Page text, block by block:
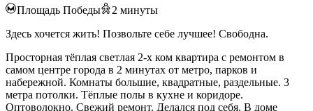
Площадь Победы 2 минуты
Здесь хочется жить! Позвольте себе лучшее! Свободна.
Просторная тёплая светлая 2-х ком квартира с ремонтом в
самом центре города в 2 минутах от метро, парков и
набережной. Комнаты большие, квадратные, раздельные. 3
метра потолки. Тёплые полы в кухне и коридоре.
Оптоволокно. Свежий ремонт. Делался под себя. В доме